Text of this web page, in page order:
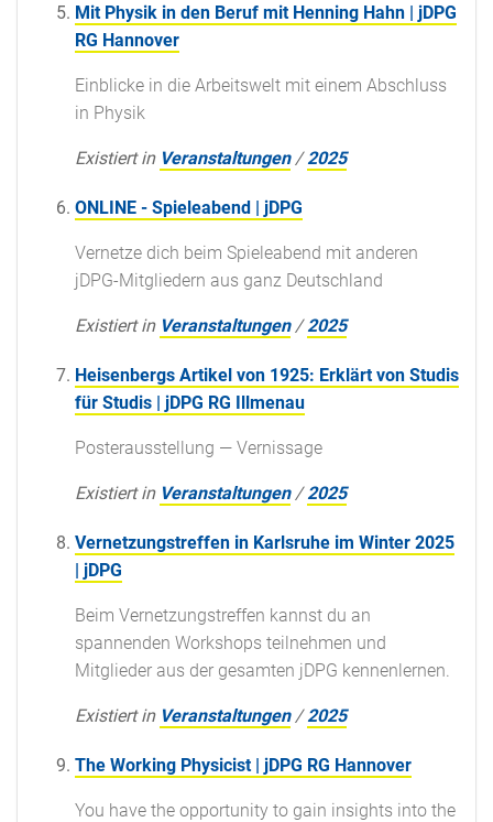
Mit Physik in den Beruf mit Henning Hahn | jDPG
RG Hannover
Einblicke in die Arbeitswelt mit einem Abschluss
in Physik
Existiert in Veranstaltungen /2025
ONLINE - Spieleabend | jDPG
Vernetze dich beim Spieleabend mit anderen
jDPG-Mitgliedern aus ganz Deutschland
Existiert in Veranstaltungen /2025
Heisenbergs Artikel von 1925: Erklärt von Studis
für Studis | jDPG RG Illmenau
Posterausstellung — Vernissage
Existiert in Veranstaltungen /2025
Vernetzungstreffen in Karlsruhe im Winter 2025
| jDPG
Beim Vernetzungstreffen kannst du an
spannenden Workshops teilnehmen und
Mitglieder aus der gesamten jDPG kennenlernen.
Existiert in Veranstaltungen /2025
The Working Physicist | jDPG RG Hannover
You have the opportunity to gain insights into the